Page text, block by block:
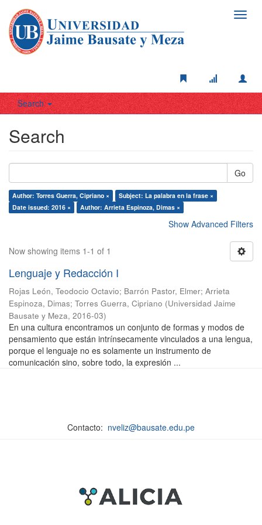
Search
Search
Go
Author: Torres Guerra, Cipriano ×
Subject: La palabra en la frase ×
Date issued: 2016 ×
Author: Arrieta Espinoza, Dimas ×
Show Advanced Filters
Now showing items 1-1 of 1
Lenguaje y Redacción I
Rojas León, Teodocio Octavio; Barrón Pastor, Elmer; Arrieta
Espinoza, Dimas; Torres Guerra, Cipriano (Universidad Jaime
Bausate y Meza, 2016-03)
En una cultura encontramos un conjunto de formas y modos de
pensamiento que están intrínsecamente vinculados a una lengua,
porque el lenguaje no es solamente un instrumento de
comunicación sino, sobre todo, la expresión ...
Contacto: nveliz@bausate.edu.pe